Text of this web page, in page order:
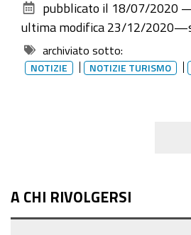
documento
pubblicato il 18/07/2020
ultima modifica 23/12/2020—
archiviato sotto:
NOTIZIE NOTIZIE TURISMO
A CHI RIVOLGERSI